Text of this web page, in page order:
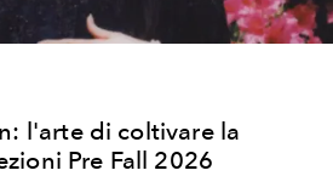
l'arte di coltivare la
Pre Fall 2026